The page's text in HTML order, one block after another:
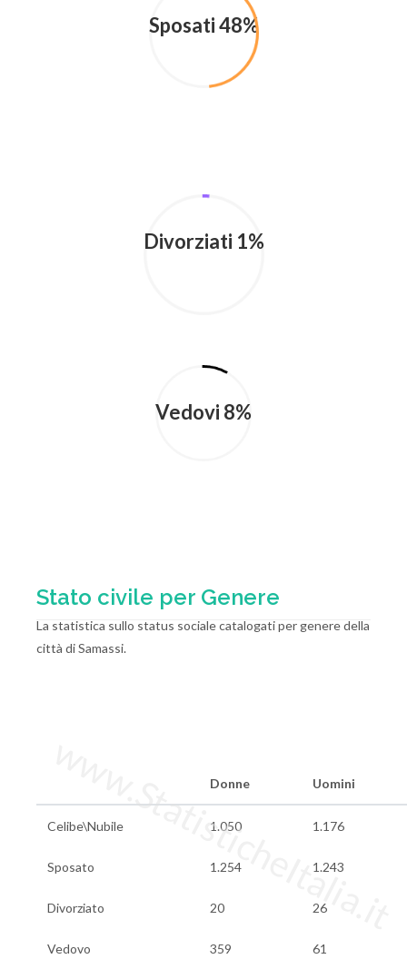
Sposati 48%
Divorziati 1%
Vedovi 8%
Stato civile per Genere
La statistica sullo status sociale catalogati per genere della
città di Samassi.
Donne Uomini
Celibe\Nubile 1.050 1.176
Sposato 1.254 1.243
Divorziato 20 26
Vedovo 359 61
www.StatisticheItalia.it